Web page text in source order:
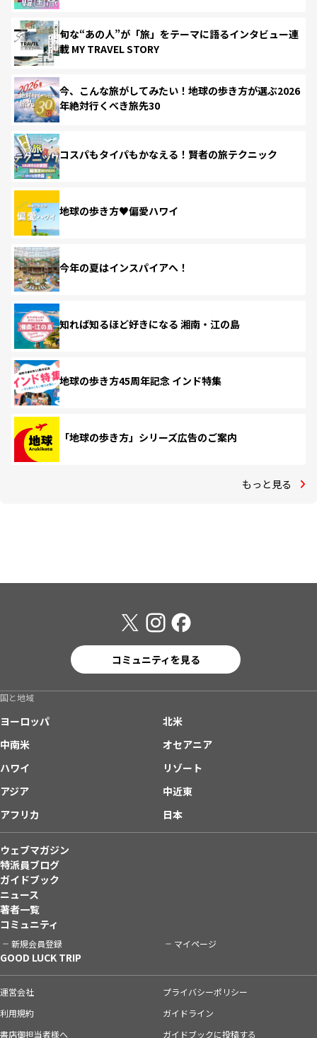
旬な“あの人”が「旅」をテーマに語るインタビュー連
載 MY TRAVEL STORY
今、こんな旅がしてみたい！地球の歩き方が選ぶ2026
年絶対行くべき旅先30
コスパもタイパもかなえる！賢者の旅テクニック
地球の歩き方♥偏愛ハワイ
今年の夏はインスパイアへ！
知れば知るほど好きになる 湘南・江の島
地球の歩き方45周年記念 インド特集
「地球の歩き方」シリーズ広告のご案内
もっと見る
コミュニティを見る
国と地域
ヨーロッパ
北米
中南米
オセアニア
ハワイ
リゾート
アジア
中近東
アフリカ
日本
ウェブマガジン
特派員ブログ
ガイドブック
ニュース
著者一覧
コミュニティ
新規会員登録 マイページ
GOOD LUCK TRIP
運営会社
プライバシーポリシー
利用規約
ガイドライン
書店御担当者様へ
ガイドブックに投稿する